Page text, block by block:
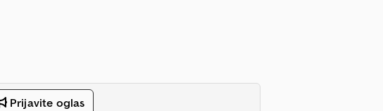
Prijavite oglas